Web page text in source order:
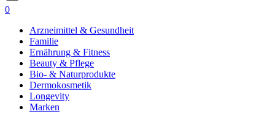
0
Arzneimittel & Gesundheit
Familie
Ernährung & Fitness
Beauty & Pflege
Bio- & Naturprodukte
Dermokosmetik
Longevity
Marken